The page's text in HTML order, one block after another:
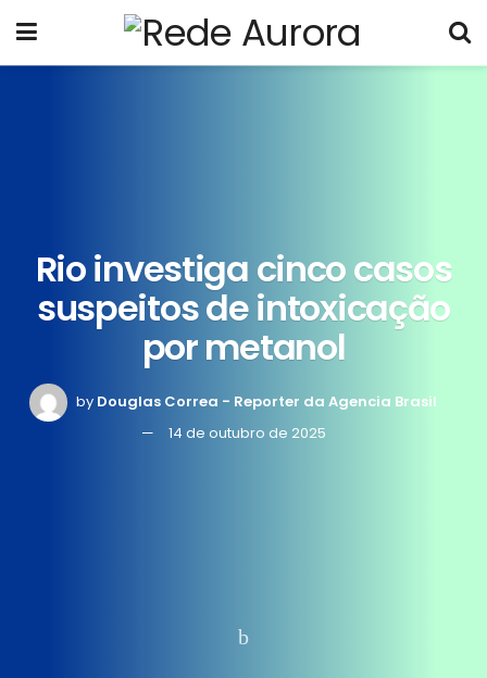
Rio investiga cinco casos
suspeitos de intoxicação
por metanol
by Douglas Correa - Reporter da Agencia Brasil
14 de outubro de 2025